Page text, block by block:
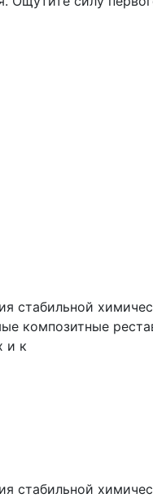
стабильной
композитные
и к
стабильной